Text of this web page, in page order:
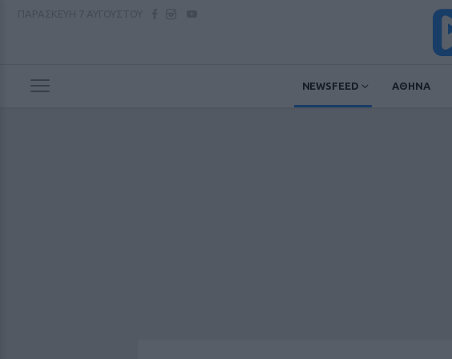
NEWSFEED ΑΘΗΝΑ